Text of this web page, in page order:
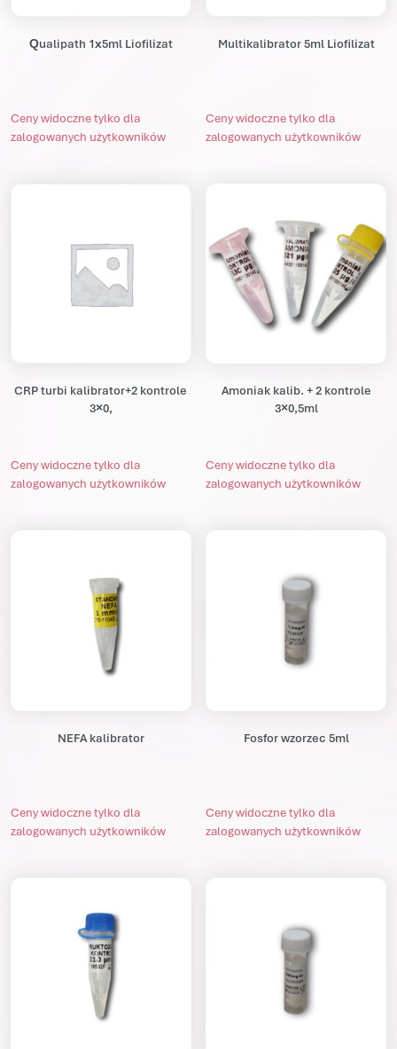
Qualipath 1x5ml Liofilizat
Ceny widoczne tylko dla
zalogowanych użytkowników
Multikalibrator 5ml Liofilizat
Ceny widoczne tylko dla
zalogowanych użytkowników
CRP turbi kalibrator+2 kontrole
3×0,
Ceny widoczne tylko dla
zalogowanych użytkowników
Amoniak kalib. + 2 kontrole
3×0,5ml
Ceny widoczne tylko dla
zalogowanych użytkowników
NEFA kalibrator
Ceny widoczne tylko dla
zalogowanych użytkowników
Fosfor wzorzec 5ml
Ceny widoczne tylko dla
zalogowanych użytkowników